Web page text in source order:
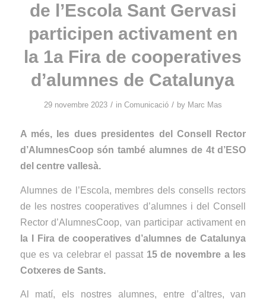
de l’Escola Sant Gervasi
participen activament en
la 1a Fira de cooperatives
d’alumnes de Catalunya
29 novembre 2023 / in Comunicació / by Marc Mas
A més, les dues presidentes del Consell Rector
d’AlumnesCoop són també alumnes de 4t d’ESO
del centre vallesà.
Alumnes de l’Escola, membres dels consells rectors
de les nostres cooperatives d’alumnes i del Consell
Rector d’AlumnesCoop, van participar activament en
la I Fira de cooperatives d’alumnes de Catalunya
que es va celebrar el passat 15 de novembre a les
Cotxeres de Sants.
Al matí, els nostres alumnes, entre d’altres, van